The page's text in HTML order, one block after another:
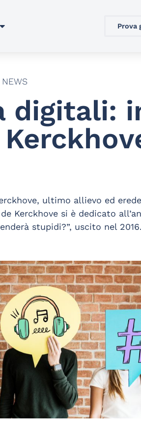
Prova
digitali:
ultimo allievo ed
Kerckhove si è dedicato
stupidi?”, uscito nel